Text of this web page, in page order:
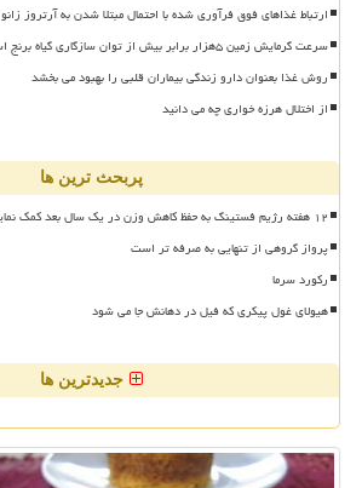
ارتباط غذاهای فوق فرآوری شده با احتمال مبتلا شدن به آرتروز زانو
سرعت گرمایش زمین ۵هزار برابر بیش از توان سازگاری گیاه برنج است
روش غذا بعنوان دارو زندگی بیماران قلبی را بهبود می بخشد
از اختلال هرزه خواری چه می دانید
پربحث ترین ها
۱۲ هفته رژیم فستینگ به حفظ کاهش وزن در یک سال بعد کمک نماید
پرواز گروهی از تنهایی به صرفه تر است
رکورد سرما
هیولای غول پیکری که فیل در دهانش جا می شود
جدیدترین ها